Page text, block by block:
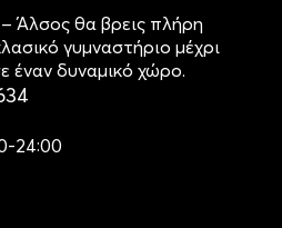
Άλσος θα βρεις πλήρη
γυμναστήριο μέχρι
έναν δυναμικό χώρο.
24:00